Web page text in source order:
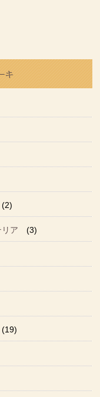
(2)
ア (3)
(19)